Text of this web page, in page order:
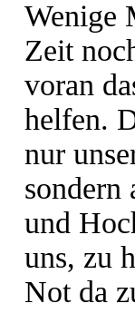
Wenige
Zeit
voran
helfen.
nur
sondern
und
uns, zu
Not da